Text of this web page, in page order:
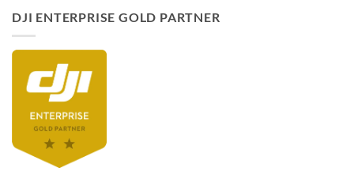
DJI ENTERPRISE GOLD PARTNER